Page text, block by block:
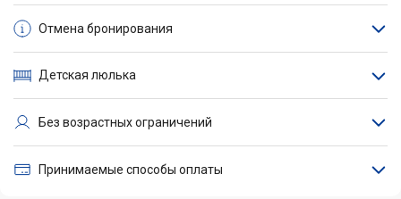
Отмена бронирования
Детская люлька
Без возрастных ограничений
Принимаемые способы оплаты